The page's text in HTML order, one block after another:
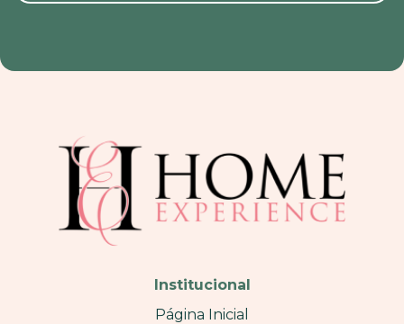
Institucional
Página Inicial